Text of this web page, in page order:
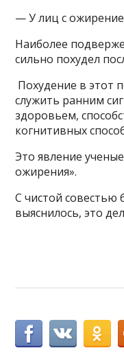
— У лиц с
Наиболее
сильно похудел
Похудение в этот
служить ранним
здоровьем,
когнитивных
Это явление
ожирения».
С чистой совестью
выяснилось, это